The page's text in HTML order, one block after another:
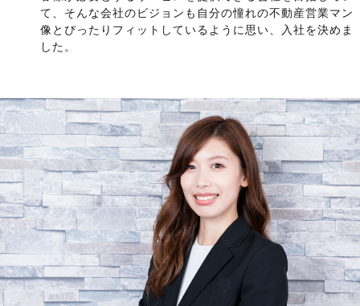
て、そんな会社のビジョンも自分の憧れの不動産営業マン
像とぴったりフィットしているように思い、入社を決めま
した。